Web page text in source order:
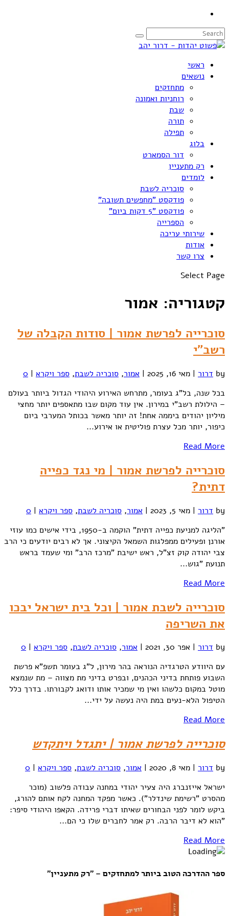
ראשי
נושאים
מתחזקים
רוחניות ואמונה
שבת
תורה
תפילה
בלוג
דור הסמארט
רק מתעניין
לומדים
סוכריה לשבת
פודקסט "מחפשים תשובה"
פודקסט "5 דקות ביום"
הספרייה
שירותי עריכה
אודות
צרו קשר
Select Page
קטגוריה: אמור
סוכרייה לפרשת אמור | סודות הקבלה של
רשב"י
by דרור | מאי 16, 2025 | אמור, סוכריה לשבת, ספר ויקרא |
0
בכל שנה, בל"ג בעומר, מתרחש האירוע היהודי הגדול ביותר בעולם
– הילולת רשב"י במירון. אין עוד מקום שבו מתאספים יותר מחצי
מיליון יהודים ביממה אחת! זה יותר מאשר בכותל המערבי ביום
כיפור, יותר מכל עצרת פוליטית או אירוע...
Read More
סוכרייה לפרשת אמור | מי נגד כפייה
דתית?
by דרור | מאי 5, 2023 | אמור, סוכריה לשבת, ספר ויקרא |
0
"הליגה למניעת כפייה דתית" הוקמה ב-1950, בידי אישים כמו עוזי
אורנן ופעילים ממפלגות השמאל הקיצוני. אך לא רבים יודעים כי הרב
צבי יהודה קוק זצ"ל, ראש ישיבת "מרכז הרב" ומי שעמד בראש
תנועת "גוש...
Read More
סוכרייה לשבת אמור | וכל בית ישראל יבכו
את השריפה
by דרור | אפר 30, 2021 | אמור, סוכריה לשבת, ספר ויקרא |
0
עם היוודע הטרגדיה הנוראה בהר מירון, ל"ג בעומר תשפ"א פרשת
השבוע פותחת בדיני הכהנים, ובפרט בדיני מת מצווה – מת שנמצא
מוטל במקום כלשהו ואין מי שמכיר אותו ודואג לקבורתו. בדרך כלל
הטיפול הלא-נעים במת היה נעשה על ידי...
Read More
סוכרייה לפרשת אמור | יתגדל ויתקדש
by דרור | מאי 8, 2020 | אמור, סוכריה לשבת, ספר ויקרא |
0
ישראל אייזנברג היה צעיר יהודי במחנה עבודה פלשוב (מוכר
מהסרט "רשימת שינדלר"). כאשר מפקד המחנה לקח אותם להורג,
ביקש לומר לפני הבחורים שאיתו דברי פרידה. הקאפו היהודי סיפר:
"הוא לא דיבר הרבה. רק אמר לחברים שלו כי הם...
Read More
ספר ההדרכה הטוב ביותר למתחזקים – "רק מתעניין"